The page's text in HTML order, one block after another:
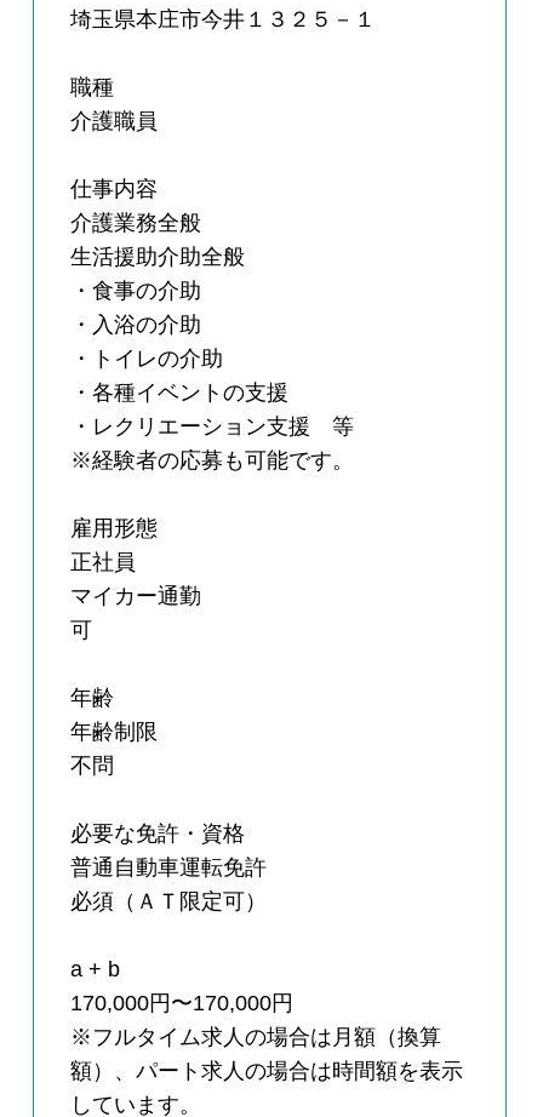
埼玉県本庄市今井１３２５－１
職種
介護職員
仕事内容
介護業務全般
生活援助介助全般
・食事の介助
・入浴の介助
・トイレの介助
・各種イベントの支援
・レクリエーション支援 等
※経験者の応募も可能です。
雇用形態
正社員
マイカー通勤
可
年齢
年齢制限
不問
必要な免許・資格
普通自動車運転免許
必須（ＡＴ限定可）
a + b
170,000円〜170,000円
※フルタイム求人の場合は月額（換算
額）、パート求人の場合は時間額を表示
しています。